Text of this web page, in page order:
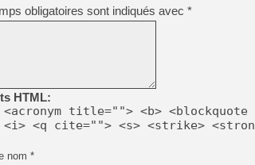
[GK] Déjà des
[Mo5] Brickboy cherche à
[GK] Minecraft et ses «
[GK] Beast of
[GK] Ubisoft : fin de partie
[GK] Mémoire cash -
[GK] Dan Houser (GTA)
[GK] Comment EA Sports
[GK] Crimson Moon : un
[GK] Isle of Reveries : le
[GK] Moonlighter 2 : The
obligatoires sont indiqués avec *
HTML:
title=""> <b> <blockquote
<i> <q cite=""> <s> <strike>
nom *